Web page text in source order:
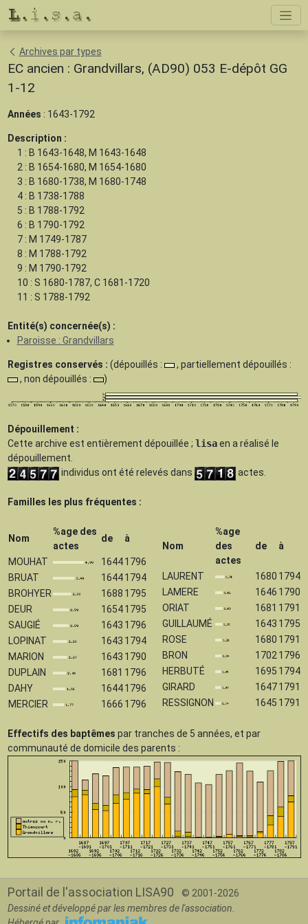
Archives par types
EC ancien : Grandvillars, (AD90) 053 E-dépôt GG
1-12
Années : 1643-1792
Description :
1 : B 1643-1648, M 1643-1648
2 : B 1654-1680, M 1654-1680
3 : B 1680-1738, M 1680-1748
4 : B 1738-1788
5 : B 1788-1792
6 : B 1790-1792
7 : M 1749-1787
8 : M 1788-1792
9 : M 1790-1792
10 : S 1680-1787, C 1681-1720
11 : S 1788-1792
Entité(s) concernée(s) :
Paroisse : Grandvillars
Registres conservés : (dépouillés :
, partiellement dépouillés :
, non dépouillés :
)
Dépouillement :
Cette archive est entièrement dépouillée ; lisaen a réalisé le
dépouillement.
individus ont été relevés dans
actes.
Familles les plus fréquentes :
Nom
%age des
actes
de à
MOUHAT 1644 1796
BRUAT
1644 1794
BROHYER
1688 1795
DEUR
1654 1795
SAUGIÉ
1643 1796
LOPINAT
1643 1794
MARION
1643 1790
DUPLAIN
1681 1796
DAHY
1644 1796
MERCIER
1666 1796
Nom
%age
des
actes
de à
LAURENT 1680 1794
LAMERE
1646 1790
ORIAT
1681 1791
GUILLAUMÉ
1643 1795
ROSE
1680 1791
BRON
1702 1796
HERBUTÉ
1695 1794
GIRARD
1647 1791
RESSIGNON
1645 1791
Effectifs des baptêmes par tranches de 5 années, et par
communauté de domicile des parents :
Portail de l'association LISA90
© 2001-2026
Dessiné et développé par les membres de l'association.